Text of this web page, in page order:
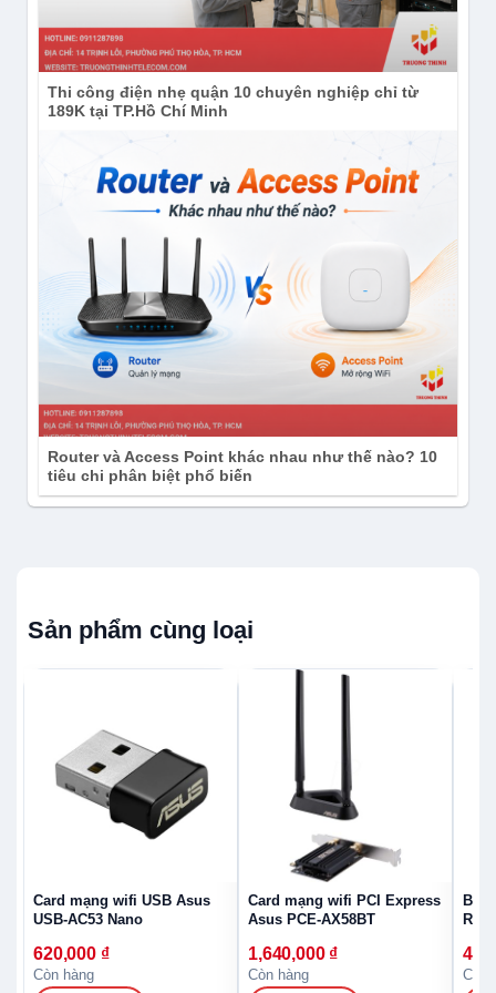
Thi công điện nhẹ quận 10 chuyên nghiệp chỉ từ
189K tại TP.Hồ Chí Minh
Router và Access Point khác nhau như thế nào? 10
tiêu chi phân biệt phổ biến
Sản phẩm cùng loại
Card mạng wifi USB Asus
USB-AC53 Nano
620,000 ₫
Còn hàng
Card mạng wifi PCI Express
Asus PCE-AX58BT
1,640,000 ₫
Còn hàng
Bộ
RT-
Còn